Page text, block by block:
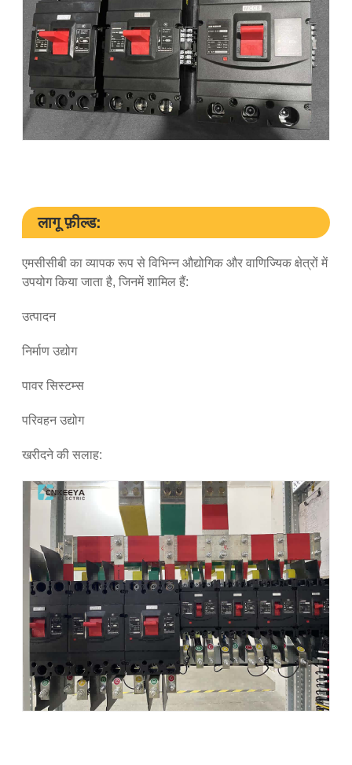
लागू फ़ील्ड:
एमसीसीबी का व्यापक रूप से विभिन्न औद्योगिक और वाणिज्यिक क्षेत्रों में
उपयोग किया जाता है, जिनमें शामिल हैं:
उत्पादन
निर्माण उद्योग
पावर सिस्टम्स
परिवहन उद्योग
खरीदने की सलाह: